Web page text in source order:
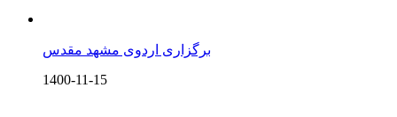
برگزاری اردوی مشهد مقدس
1400-11-15